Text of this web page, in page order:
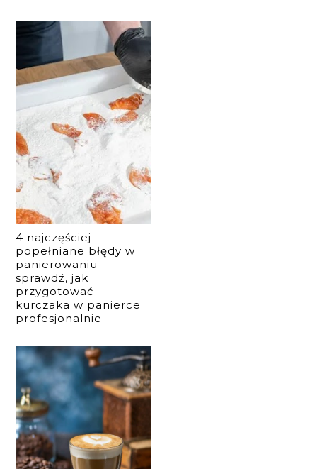
4 najczęściej
popełniane błędy w
panierowaniu –
sprawdź, jak
przygotować
kurczaka w panierce
profesjonalnie